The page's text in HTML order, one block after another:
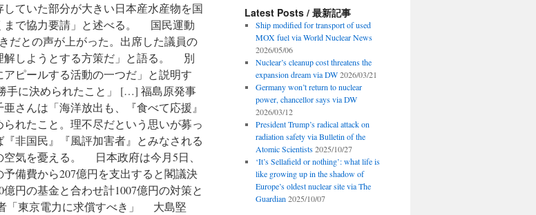
ていた部分が大きい日本産水産物を国
まで協力要請」と述べる。 国民運動
だとの声が上がった。出席した議員の
解しようとする方策だ」と語る。 別
ピールする活動の一つだ」と説明す
手に決められたこと」 […] 福島原発事
さんは「海洋放出も、『食べて応援』
れたこと。理不尽だという思いが募っ
非国民』『風評加害者』とみなされる
気を憂える。 日本政府は今月5日、
備費から207億円を支出すると閣議決
円の基金と合わせ計1007億円の対策と
「東京電力に求償すべき」 大島堅
Latest Posts / 最新記事
Ship modified for transport of used
MOX fuel via World Nuclear News
2026/05/06
Nuclear’s cleanup cost threatens the
expansion dream via DW 2026/03/21
Germany won’t return to nuclear
power, chancellor says via DW
2026/03/12
President Trump’s radical attack on
radiation safety via Bulletin of the
Atomic Scientists 2025/10/27
‘It’s Sellafield or nothing’: what life is
like growing up in the shadow of
Europe’s oldest nuclear site via The
Guardian 2025/10/07